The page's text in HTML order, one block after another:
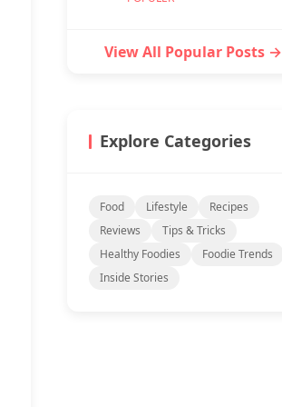
View All Popular Posts →
Explore Categories
Food Lifestyle
Recipes
Reviews
Tips & Tricks
Healthy Foodies
Foodie Trends
Inside Stories